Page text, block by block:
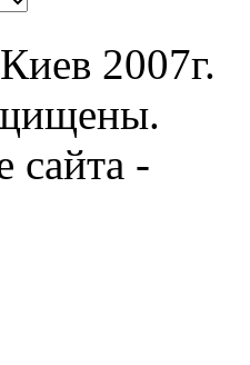
2007г.
сайта -